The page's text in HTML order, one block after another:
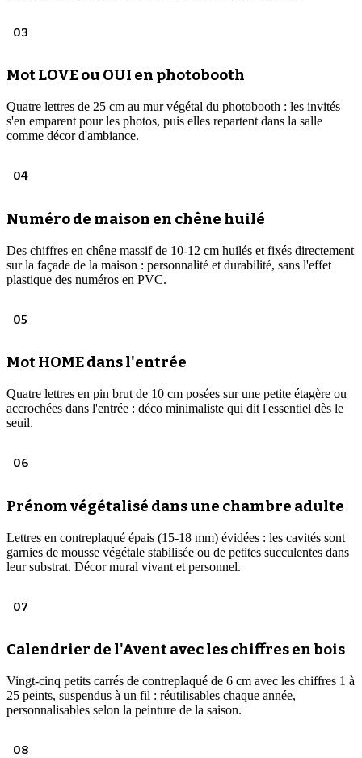
03
Mot LOVE ou OUI en photobooth
Quatre lettres de 25 cm au mur végétal du photobooth : les invités
s'en emparent pour les photos, puis elles repartent dans la salle
comme décor d'ambiance.
04
Numéro de maison en chêne huilé
Des chiffres en chêne massif de 10-12 cm huilés et fixés directement
sur la façade de la maison : personnalité et durabilité, sans l'effet
plastique des numéros en PVC.
05
Mot HOME dans l'entrée
Quatre lettres en pin brut de 10 cm posées sur une petite étagère ou
accrochées dans l'entrée : déco minimaliste qui dit l'essentiel dès le
seuil.
06
Prénom végétalisé dans une chambre adulte
Lettres en contreplaqué épais (15-18 mm) évidées : les cavités sont
garnies de mousse végétale stabilisée ou de petites succulentes dans
leur substrat. Décor mural vivant et personnel.
07
Calendrier de l'Avent avec les chiffres en bois
Vingt-cinq petits carrés de contreplaqué de 6 cm avec les chiffres 1 à
25 peints, suspendus à un fil : réutilisables chaque année,
personnalisables selon la peinture de la saison.
08